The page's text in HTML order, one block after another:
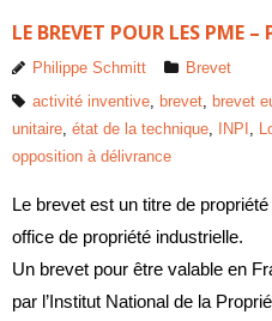
Actualité
LE BREVET POUR LES PME –
Philippe Schmitt
Brevet
activité inventive
brevet brevet
unitaire état de la technique INPI
opposition à délivrance
Le brevet est un titre de
office de propriété industrielle.
Un brevet pour être valable en
par l’Institut National de la